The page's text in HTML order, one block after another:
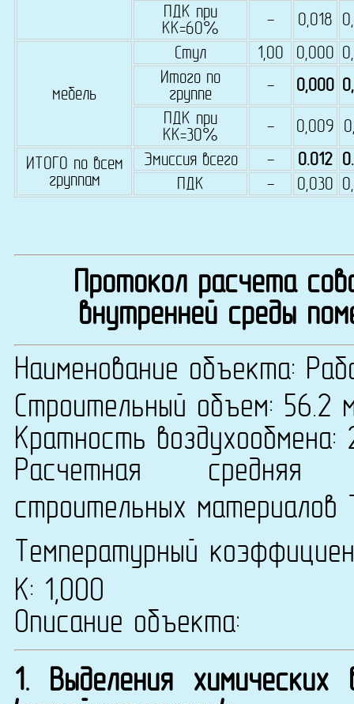
ПДК при
КК=60%
- 0,018
мебель
Стул 1,00 0,000
Итого по
группе
- 0,000
ПДК при
КК=30%
- 0,009
ИТОГО по всем
группам
Эмиссия всего - 0.012
ПДК
- 0,030
Протокол расчета
внутренней среды
Наименование объекта:
Строительный объем: 56.2
Кратность
Расчетная средняя
строительных материалов
Температурный
К: 1,000
Описание объекта:
1. Выделения